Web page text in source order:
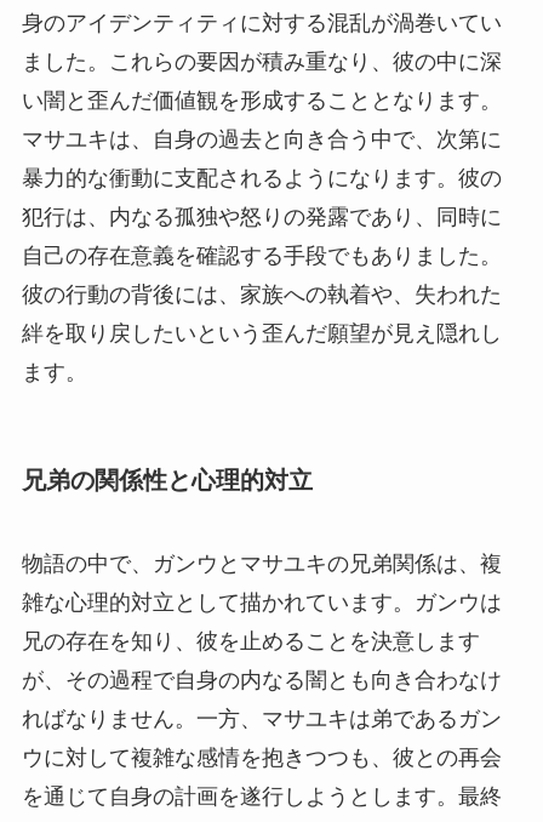
身のアイデンティティに対する混乱が渦巻いてい
ました。これらの要因が積み重なり、彼の中に深
い闇と歪んだ価値観を形成することとなります。
マサユキは、自身の過去と向き合う中で、次第に
暴力的な衝動に支配されるようになります。彼の
犯行は、内なる孤独や怒りの発露であり、同時に
自己の存在意義を確認する手段でもありました。
彼の行動の背後には、家族への執着や、失われた
絆を取り戻したいという歪んだ願望が見え隠れし
ます。
兄弟の関係性と心理的対立
物語の中で、ガンウとマサユキの兄弟関係は、複
雑な心理的対立として描かれています。ガンウは
兄の存在を知り、彼を止めることを決意します
が、その過程で自身の内なる闇とも向き合わなけ
ればなりません。一方、マサユキは弟であるガン
ウに対して複雑な感情を抱きつつも、彼との再会
を通じて自身の計画を遂行しようとします。最終